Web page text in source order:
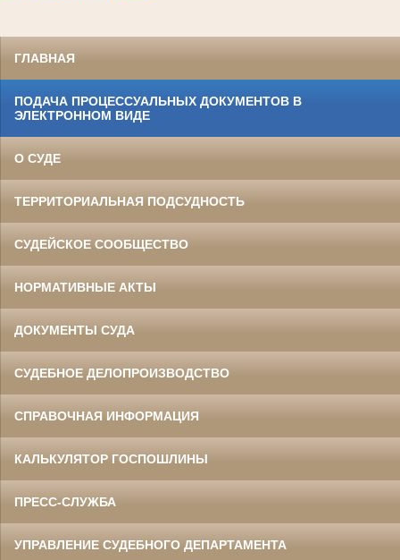
ГЛАВНАЯ
ПОДАЧА ПРОЦЕССУАЛЬНЫХ ДОКУМЕНТОВ В
ЭЛЕКТРОННОМ ВИДЕ
О СУДЕ
ТЕРРИТОРИАЛЬНАЯ ПОДСУДНОСТЬ
СУДЕЙСКОЕ СООБЩЕСТВО
НОРМАТИВНЫЕ АКТЫ
ДОКУМЕНТЫ СУДА
СУДЕБНОЕ ДЕЛОПРОИЗВОДСТВО
СПРАВОЧНАЯ ИНФОРМАЦИЯ
КАЛЬКУЛЯТОР ГОСПОШЛИНЫ
ПРЕСС-СЛУЖБА
УПРАВЛЕНИЕ СУДЕБНОГО ДЕПАРТАМЕНТА